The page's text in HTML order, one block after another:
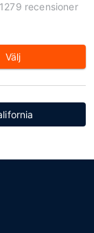
1279 recensioner
Välj